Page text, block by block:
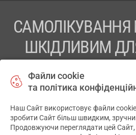
ШКІДЛИВИМ
ПЕРЕД ЗАСТОСУВАННЯМ
ТОВ «АПТЕКА 911.ЮА» Код
Файли cookie
та політика
Наш Сайт використовує файли
зробити Сайт більш швидким,
Продовжуючи переглядати цей